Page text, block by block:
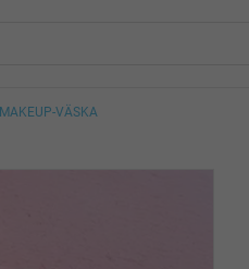
MAKEUP-VÄSKA